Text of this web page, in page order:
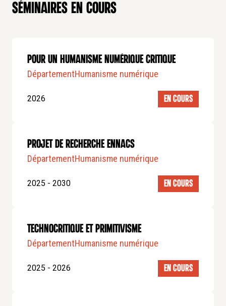
Séminaires en cours
POUR UN HUMANISME NUMÉRIQUE CRITIQUE
DépartementHumanisme numérique
2026 EN COURS
Projet de recherche ENNACs
DépartementHumanisme numérique
2025 - 2030 EN COURS
Technocritique et primitivisme
DépartementHumanisme numérique
2025 - 2026 EN COURS